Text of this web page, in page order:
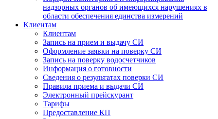
надзорных органов об имеющихся нарушениях в
области обеспечения единства измерений
Клиентам
Клиентам
Запись на прием и выдачу СИ
Оформление заявки на поверку СИ
Запись на поверку водосчетчиков
Информация о готовности
Сведения о результатах поверки СИ
Правила приема и выдачи СИ
Электронный прейскурант
Тарифы
Предоставление КП